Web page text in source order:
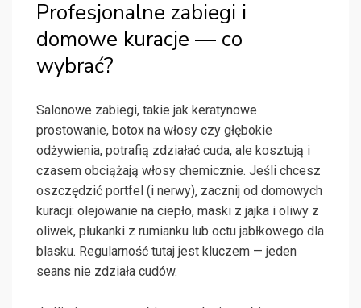
Profesjonalne zabiegi i
domowe kuracje — co
wybrać?
Salonowe zabiegi, takie jak keratynowe
prostowanie, botox na włosy czy głębokie
odżywienia, potrafią zdziałać cuda, ale kosztują i
czasem obciążają włosy chemicznie. Jeśli chcesz
oszczędzić portfel (i nerwy), zacznij od domowych
kuracji: olejowanie na ciepło, maski z jajka i oliwy z
oliwek, płukanki z rumianku lub octu jabłkowego dla
blasku. Regularność tutaj jest kluczem — jeden
seans nie zdziała cudów.